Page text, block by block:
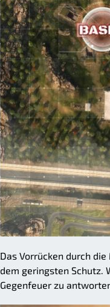
Das Vorrücken durch
dem geringsten Schutz.
Gegenfeuer zu